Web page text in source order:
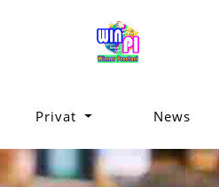
Privat News